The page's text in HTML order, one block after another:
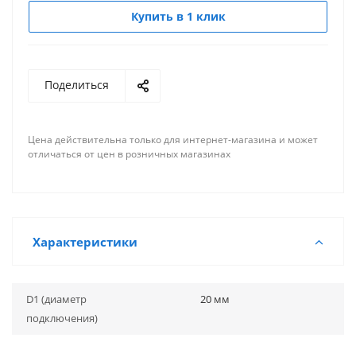
Купить в 1 клик
Поделиться
Цена действительна только для интернет-магазина и может
отличаться от цен в розничных магазинах
Характеристики
D1 (диаметр
подключения)
20 мм